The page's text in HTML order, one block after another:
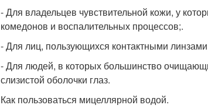
- Для владельцев чувствительной кожи, у
комедонов и воспалительных процессов;.
- Для лиц, пользующихся контактными
- Для людей, в которых большинство
слизистой оболочки глаз.
Как пользоваться мицеллярной водой.